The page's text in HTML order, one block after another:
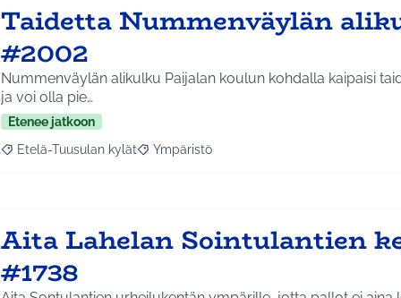
Taidetta Nummenväylän
#2002
Nummenväylän alikulku Paijalan koulun kohdalla kaipaisi
ja voi olla pie…
Etenee jatkoon
Rajaa tulokset aihepiirin mukaan: Etelä-Tuusulan kylät
Etelä-Tuusulan kylät Rajaa tulokset teeman mukaan: Ympäristö
Ympäristö
Aita Lahelan Sointulantien
#1738